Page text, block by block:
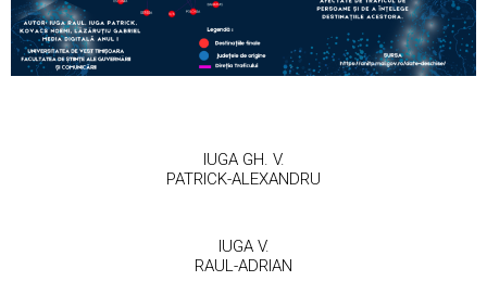
IUGA GH. V.
PATRICK-ALEXANDRU
IUGA V.
RAUL-ADRIAN